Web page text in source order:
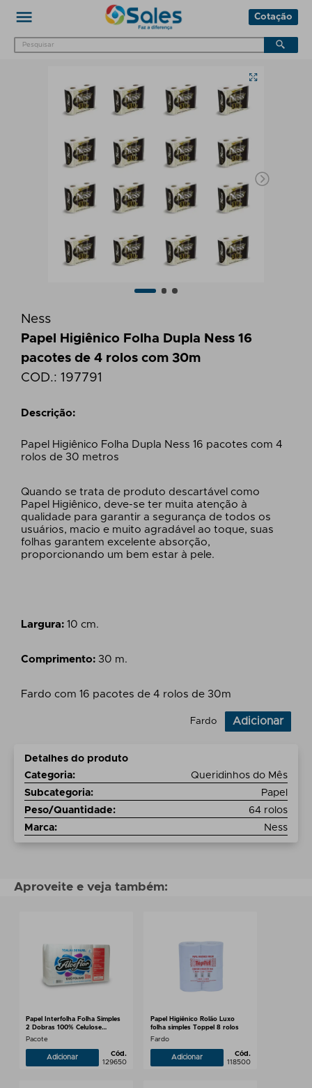
Cotação
Ness
Papel Higiênico Folha Dupla Ness 16
pacotes de 4 rolos com 30m
COD.:197791
Descrição:
Papel Higiênico Folha Dupla Ness 16 pacotes com 4
rolos de 30 metros
Quando se trata de produto descartável como
Papel Higiênico, deve-se ter muita atenção à
qualidade para garantir a segurança de todos os
usuários, macio e muito agradável ao toque, suas
folhas garantem excelente absorção,
proporcionando um bem estar à pele.
Largura:10 cm.
Comprimento: 30 m.
Fardo com 16 pacotes de 4 rolos de 30m
Fardo Adicionar
Detalhes do produto
Categoria:
Queridinhos do Mês
Subcategoria:
Papel
Peso/Quantidade:
64 rolos
Marca: Ness
Aproveite e veja também:
Papel Interfolha Folha Simples
2 Dobras 100% Celulose
20x20cm Alve Slim 1000 folhas
Pacote
Adicionar
Cód.
129650
Papel Higiênico Rolão Luxo
folha simples Toppel 8 rolos
Fardo
Adicionar
Cód.
118500